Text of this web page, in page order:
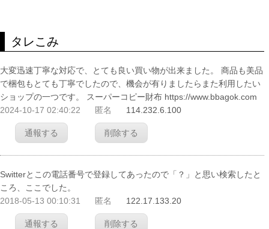
タレこみ
大変迅速丁寧な対応で、とても良い買い物が出来ました。 商品も美品
で梱包もとても丁寧でしたので、機会が有りましたらまた利用したい
ショップの一つです。 スーパーコピー財布 https://www.bbagok.com
2024-10-17 02:40:22
匿名 114.232.6.100
通報する 削除する
Switterとこの電話番号で登録してあったので「？」と思い検索したと
ころ、ここでした。
2018-05-13 00:10:31
匿名 122.17.133.20
通報する 削除する